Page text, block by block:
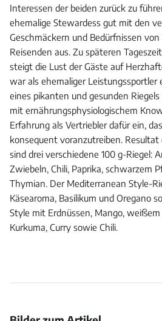
Interessen der beiden zurück zu
ehemalige Stewardess gut mit den
Geschmäckern und Bedürfnissen
Reisenden aus. Zu späteren
steigt die Lust der Gäste auf
war als ehemaliger Leistungssportler
eines pikanten und gesunden
mit ernährungsphysiologischem
Erfahrung als Vertriebler dafür ein,
konsequent voranzutreiben.
sind drei verschiedene 100 g-Riegel:
Zwiebeln, Chili, Paprika, schwarzem
Thymian. Der Mediterranean Style-
Käsearoma, Basilikum und Oregano
Style mit Erdnüssen, Mango,
Kurkuma, Curry sowie Chili.